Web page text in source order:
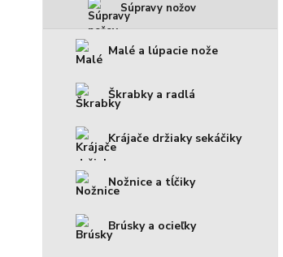
Súpravy nožov
Malé a lúpacie nože
Škrabky a radlá
Krájače držiaky sekáčiky
Nožnice a tĺčiky
Brúsky a ocieľky